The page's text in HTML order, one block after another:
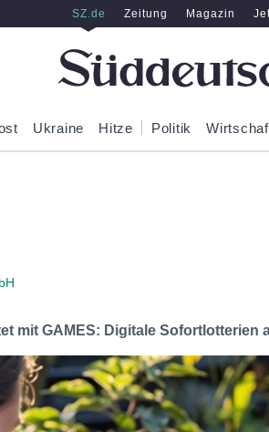
SZ.de Zeitung Magazin
Ukraine Hitze Politik
mit GAMES: Digitale